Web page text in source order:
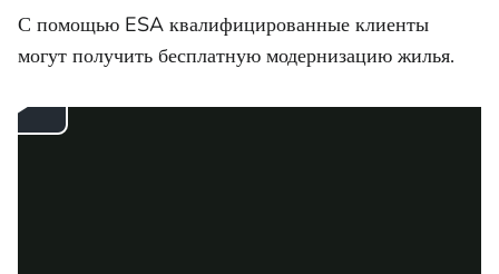
С помощью ESA квалифицированные клиенты
могут получить бесплатную модернизацию жилья.